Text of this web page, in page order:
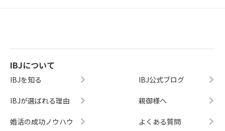
IBJについて
IBJを知る
IBJが選ばれる理由
婚活の成功ノウハウ
IBJ公式ブログ
親御様へ
よくある質問